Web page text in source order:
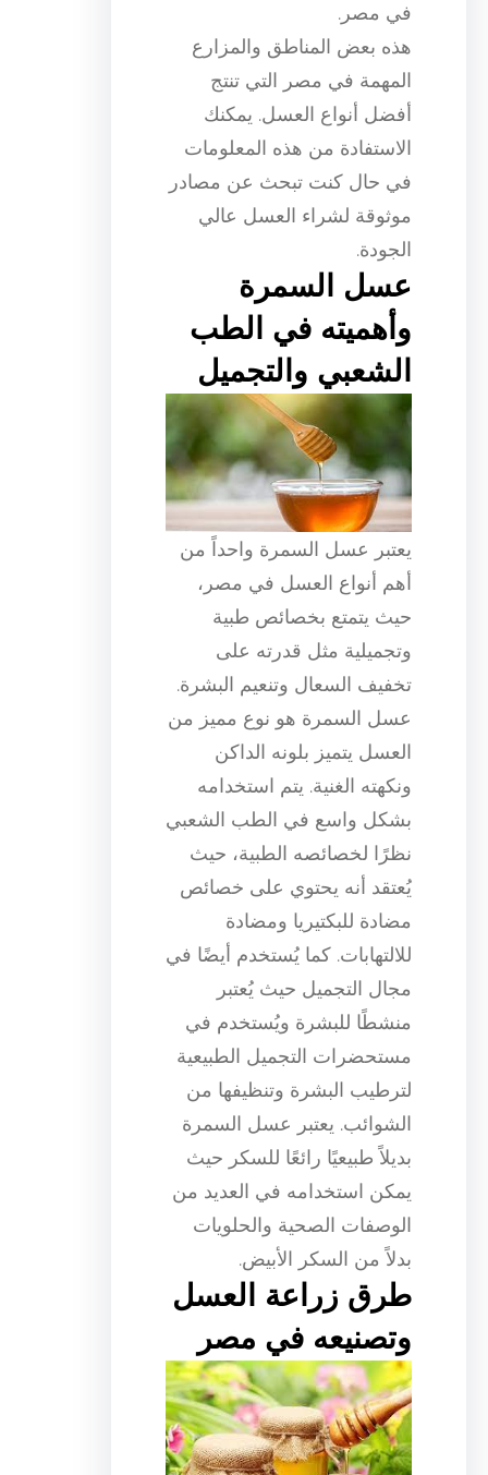
في مصر.
هذه بعض المناطق والمزارع
المهمة في مصر التي تنتج
أفضل أنواع العسل. يمكنك
الاستفادة من هذه المعلومات
في حال كنت تبحث عن مصادر
موثوقة لشراء العسل عالي
الجودة.
عسل السمرة
وأهميته في الطب
الشعبي والتجميل
يعتبر عسل السمرة واحداً من
أهم أنواع العسل في مصر،
حيث يتمتع بخصائص طبية
وتجميلية مثل قدرته على
تخفيف السعال وتنعيم البشرة.
عسل السمرة هو نوع مميز من
العسل يتميز بلونه الداكن
ونكهته الغنية. يتم استخدامه
بشكل واسع في الطب الشعبي
نظرًا لخصائصه الطبية، حيث
يُعتقد أنه يحتوي على خصائص
مضادة للبكتيريا ومضادة
للالتهابات. كما يُستخدم أيضًا في
مجال التجميل حيث يُعتبر
منشطًا للبشرة ويُستخدم في
مستحضرات التجميل الطبيعية
لترطيب البشرة وتنظيفها من
الشوائب. يعتبر عسل السمرة
بديلاً طبيعيًا رائعًا للسكر حيث
يمكن استخدامه في العديد من
الوصفات الصحية والحلويات
بدلاً من السكر الأبيض.
طرق زراعة العسل
وتصنيعه في مصر